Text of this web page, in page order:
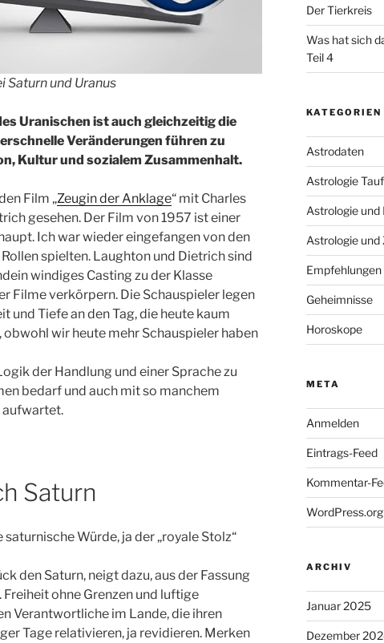
Saturn und Uranus
Uranischen ist auch gleichzeitig die
Veränderungen führen zu
Kultur und sozialem Zusammenhalt.
Film „Zeugin der Anklage“ mit Charles
gesehen. Der Film von 1957 ist einer
Ich war wieder eingefangen von den
spielten. Laughton und Dietrich sind
windiges Casting zu der Klasse
Filme verkörpern. Die Schauspieler legen
und Tiefe an den Tag, die heute kaum
obwohl wir heute mehr Schauspieler haben
der Handlung und einer Sprache zu
bedarf und auch mit so manchem
aufwartet.
Saturn
Würde, ja der „royale Stolz“
den Saturn, neigt dazu, aus der Fassung
ohne Grenzen und luftige
Verantwortliche im Lande, die ihren
Tage relativieren, ja revidieren. Merken
Der Tierkreis
Was hat sich
Teil 4
KATEGORIEN
Astrodaten
Astrologie
Astrologie und
Astrologie und
Empfehlungen
Geheimnisse
Horoskope
META
Anmelden
Eintrags-Feed
Kommentar-
WordPress.org
ARCHIV
Januar 2025
Dezember